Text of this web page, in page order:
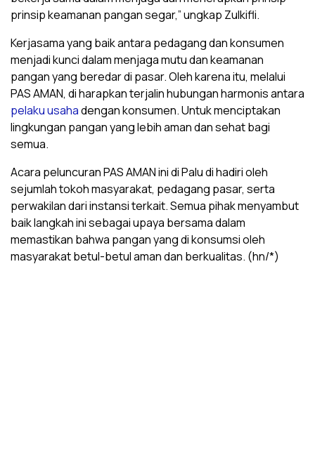
prinsip keamanan pangan segar,” ungkap Zulkifli.
Kerjasama yang baik antara pedagang dan konsumen
menjadi kunci dalam menjaga mutu dan keamanan
pangan yang beredar di pasar. Oleh karena itu, melalui
PAS AMAN, di harapkan terjalin hubungan harmonis antara
pelaku usahadengan konsumen. Untuk menciptakan
lingkungan pangan yang lebih aman dan sehat bagi
semua.
Acara peluncuran PAS AMAN ini di Palu di hadiri oleh
sejumlah tokoh masyarakat, pedagang pasar, serta
perwakilan dari instansi terkait. Semua pihak menyambut
baik langkah ini sebagai upaya bersama dalam
memastikan bahwa pangan yang di konsumsi oleh
masyarakat betul-betul aman dan berkualitas. (hn/*)